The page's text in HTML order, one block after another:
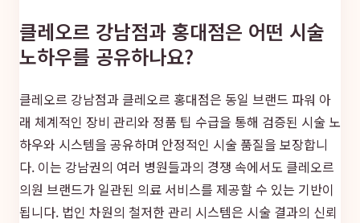
클레오르 강남점과 홍대점은 어떤 시술
노하우를 공유하나요?
클레오르 강남점과 클레오르 홍대점은 동일 브랜드 파워 아
래 체계적인 장비 관리와 정품 팁 수급을 통해 검증된 시술 노
하우와 시스템을 공유하며 안정적인 시술 품질을 보장합니
다. 이는 강남권의 여러 병원들과의 경쟁 속에서도 클레오르
의원 브랜드가 일관된 의료 서비스를 제공할 수 있는 기반이
됩니다. 법인 차원의 철저한 관리 시스템은 시술 결과의 신뢰